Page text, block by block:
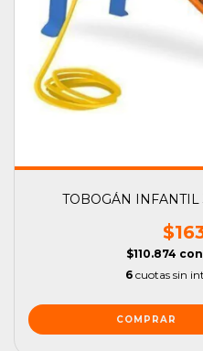
TOBOGÁN INFANTIL
$110.874 con
6 cuotas sin